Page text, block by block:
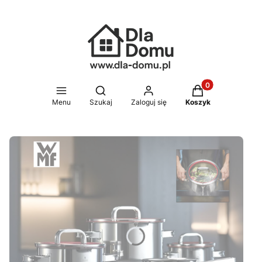
Menu
Otwórz wyszukiwarkę
Szukaj Zaloguj się
Produkty w
Koszyk